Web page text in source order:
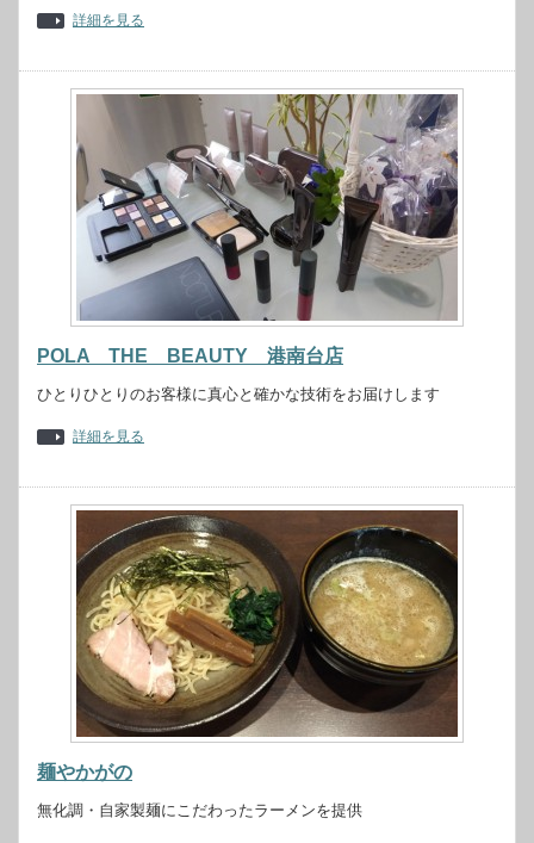
詳細を見る
POLA THE BEAUTY 港南台店
ひとりひとりのお客様に真心と確かな技術をお届けします
詳細を見る
麺やかがの
無化調・自家製麺にこだわったラーメンを提供